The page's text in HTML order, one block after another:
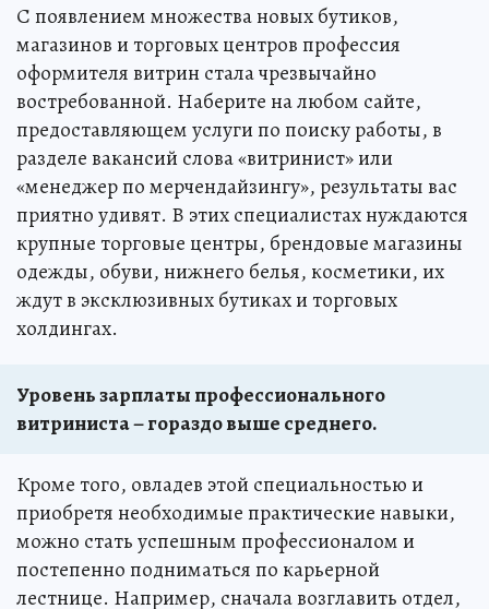
С появлением множества новых бутиков,
магазинов и торговых центров профессия
оформителя витрин стала чрезвычайно
востребованной. Наберите на любом сайте,
предоставляющем услуги по поиску работы, в
разделе вакансий слова «витринист» или
«менеджер по мерчендайзингу», результаты вас
приятно удивят. В этих специалистах нуждаются
крупные торговые центры, брендовые магазины
одежды, обуви, нижнего белья, косметики, их
ждут в эксклюзивных бутиках и торговых
холдингах.
Уровень зарплаты профессионального
витриниста – гораздо выше среднего.
Кроме того, овладев этой специальностью и
приобретя необходимые практические навыки,
можно стать успешным профессионалом и
постепенно подниматься по карьерной
лестнице. Например, сначала возглавить отдел,